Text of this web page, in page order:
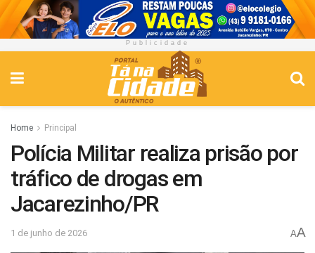
Publicidade
Home Principal
Polícia Militar realiza prisão por
tráfico de drogas em
Jacarezinho/PR
1 de junho de 2026 AA